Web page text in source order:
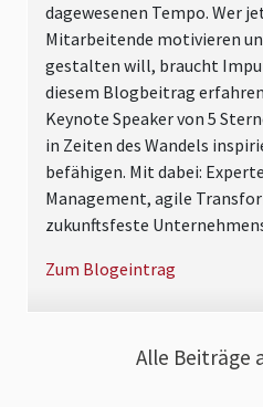
dagewesenen Tempo. Wer
Mitarbeitende motivieren
gestalten will, braucht
diesem Blogbeitrag
Keynote Speaker von 5
in Zeiten des Wandels
befähigen. Mit dabei:
Management, agile
zukunftsfeste
Zum Blogeintrag
Alle Beiträge